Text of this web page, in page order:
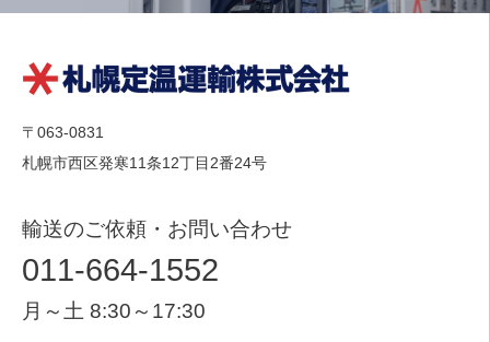
〒063-0831
札幌市西区発寒11条12丁目2番24号
輸送のご依頼・お問い合わせ
011-664-1552
月～土 8:30～17:30